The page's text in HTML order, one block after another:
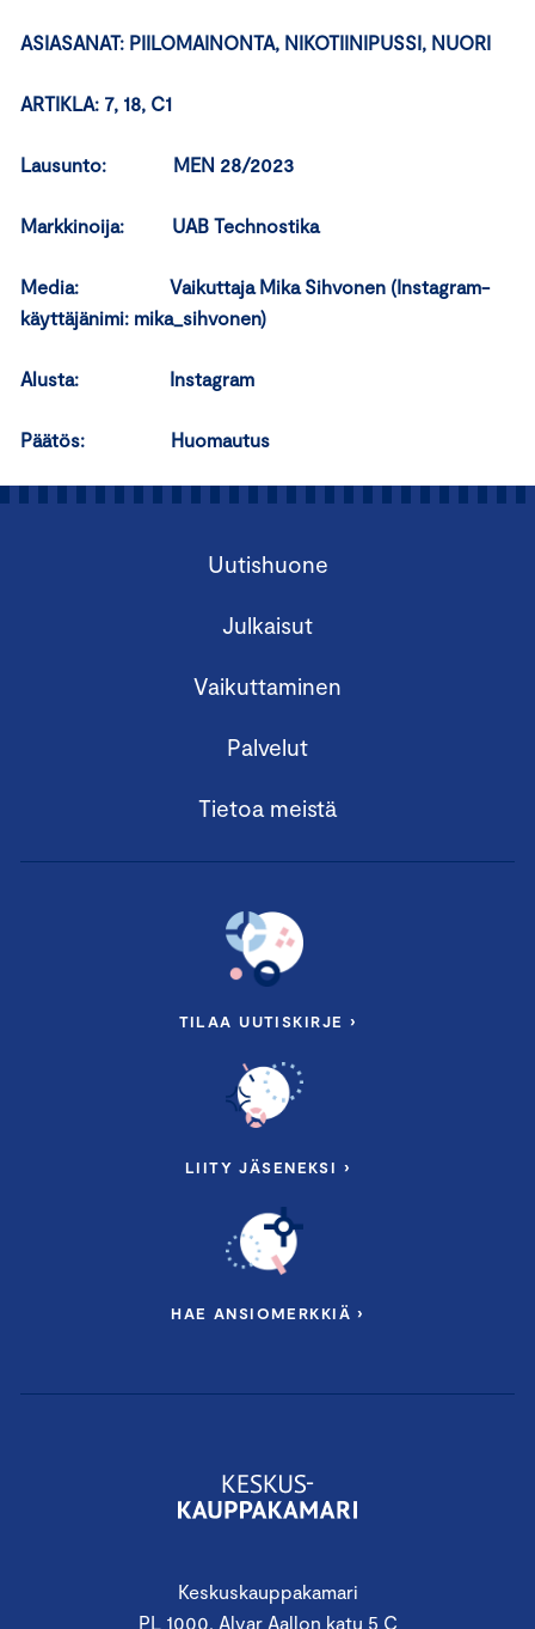
ASIASANAT: PIILOMAINONTA, NIKOTIINIPUSSI, NUORI
ARTIKLA: 7, 18, C1
Lausunto: MEN 28/2023
Markkinoija: UAB Technostika
Media: Vaikuttaja Mika Sihvonen (Instagram-
käyttäjänimi: mika_sihvonen)
Alusta: Instagram
Päätös: Huomautus
Keskuskauppakamari
PL 1000, Alvar Aallon katu 5 C
Uutishuone
Julkaisut
Vaikuttaminen
Palvelut
Tietoa meistä
TILAA UUTISKIRJE ›
LIITY JÄSENEKSI ›
HAE ANSIOMERKKIÄ ›